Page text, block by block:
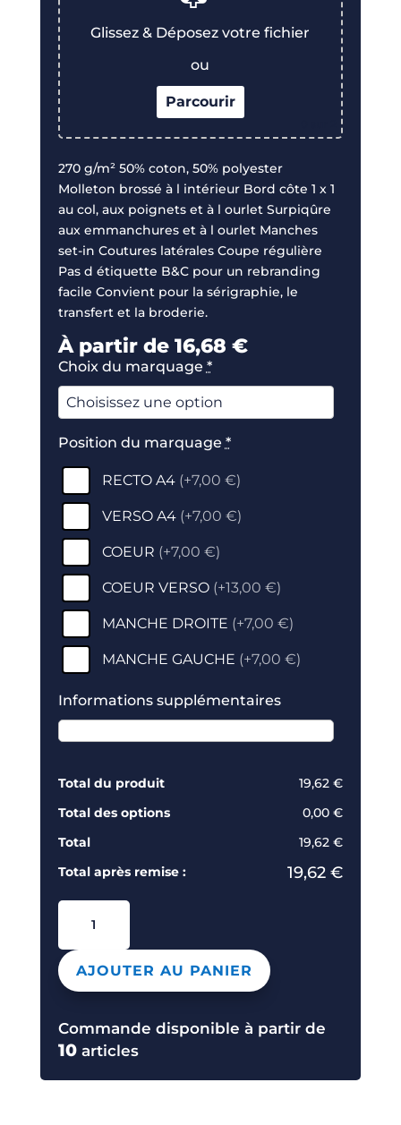
Glissez & Déposez votre fichier
ou
Parcourir
270 g/m² 50% coton, 50% polyester
Molleton brossé à l intérieur Bord côte 1 x 1
au col, aux poignets et à l ourlet Surpiqûre
aux emmanchures et à l ourlet Manches
set-in Coutures latérales Coupe régulière
Pas d étiquette B&C pour un rebranding
facile Convient pour la sérigraphie, le
transfert et la broderie.
À partir de 16,68 €
Choix du marquage *
Position du marquage *
RECTO A4 (+7,00 €)
VERSO A4 (+7,00 €)
COEUR (+7,00 €)
COEUR VERSO (+13,00 €)
MANCHE DROITE (+7,00 €)
MANCHE GAUCHE (+7,00 €)
Informations supplémentaires
Total du produit
19,62 €
Total des options
0,00 €
Total
19,62 €
Total après remise :
19,62 €
BC534
SWEAT
COL
UNISEXE
AJOUTER AU PANIER
Commande disponible à partir de
10articles